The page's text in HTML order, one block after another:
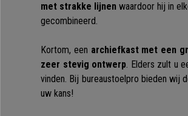
met strakke lijnen waardoor hij in
gecombineerd.
Kortom, een archiefkast met een
zeer stevig ontwerp. Elders zult u
vinden. Bij bureaustoelpro bieden wij
uw kans!